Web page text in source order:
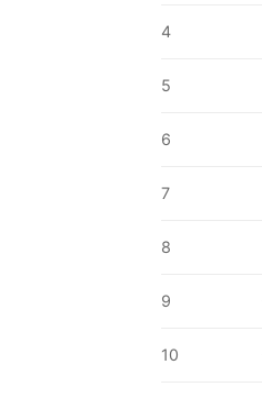
4
5
6
7
8
9
10